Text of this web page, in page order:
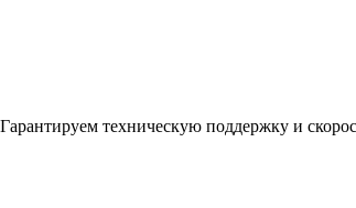
техническую поддержку и